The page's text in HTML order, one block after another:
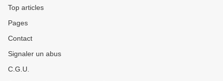
Top articles
Pages
Contact
Signaler un abus
C.G.U.